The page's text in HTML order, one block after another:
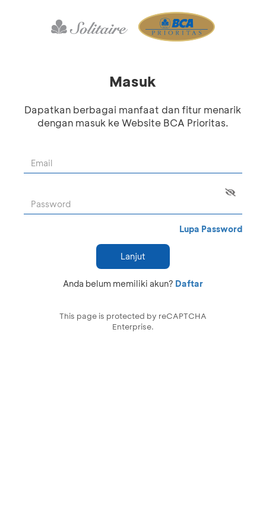
Masuk
Dapatkan berbagai manfaat dan fitur menarik
dengan masuk ke Website BCA Prioritas.
Lupa Password
Lanjut
Anda belum memiliki akun? Daftar
This page is protected by reCAPTCHA
Enterprise.